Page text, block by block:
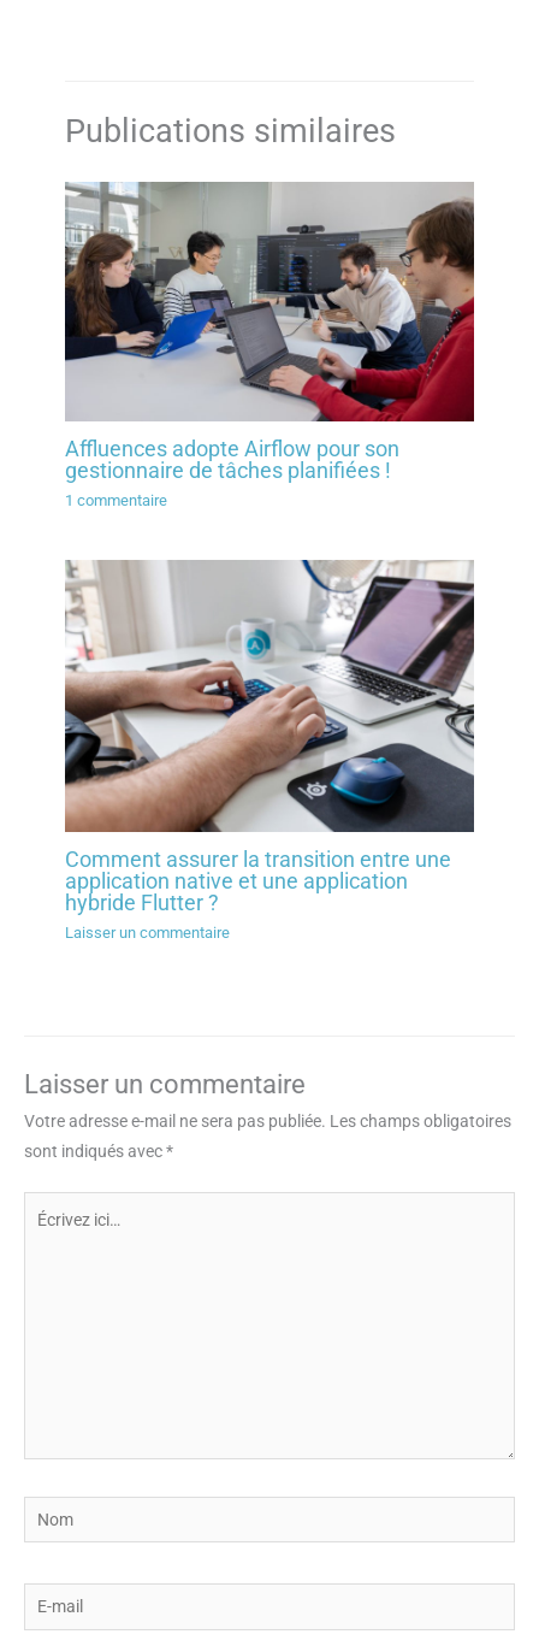
Publications similaires
Affluences adopte Airflow pour son
gestionnaire de tâches planifiées !
1 commentaire
Comment assurer la transition entre une
application native et une application
hybride Flutter ?
Laisser un commentaire
Laisser un commentaire
Votre adresse e-mail ne sera pas publiée. Les champs obligatoires
sont indiqués avec*
Nom
mail